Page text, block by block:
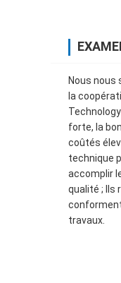
Nous nous
la
forte, la
coûtés
technique
accomplir
qualité ; Ils
travaux.